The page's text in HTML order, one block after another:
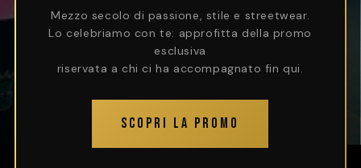
Mezzo secolo di passione, stile e streetwear.
Lo celebriamo con te: approfitta della promo
esclusiva
riservata a chi ci ha accompagnato fin qui.
SCOPRI LA PROMO